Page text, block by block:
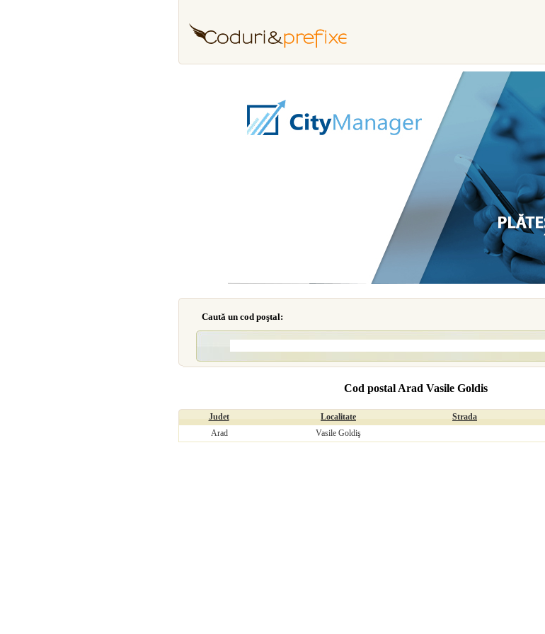
Caută un cod poştal:
Cod postal Arad Vasile Goldis
Judet Localitate Strada
Arad
Vasile Goldiş